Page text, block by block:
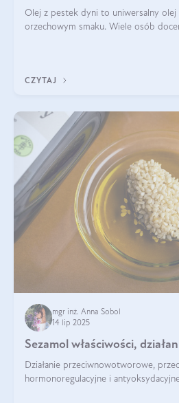
Olej z pestek dyni to uniwersalny
orzechowym smaku. Wiele osób
CZYTAJ
mgr inż. Anna Sobol
14 lip 2025
Sezamol właściwości,
Działanie przeciwnowotworowe,
hormonoregulacyjne i